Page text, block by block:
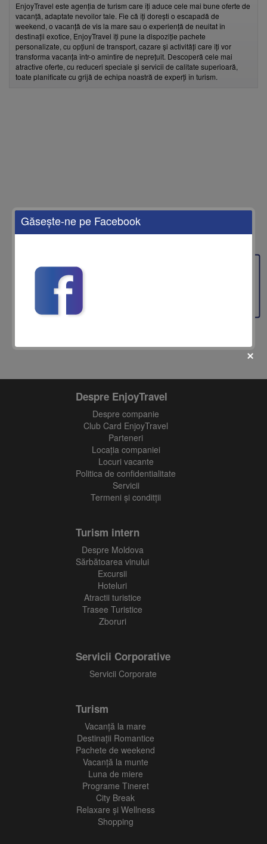
EnjoyTravel este agenția de turism care îți aduce cele mai bune oferte de
vacanță, adaptate nevoilor tale. Fie că îți dorești o escapadă de
weekend, o vacanță de vis la mare sau o experiență de neuitat în
destinații exotice, EnjoyTravel îți pune la dispoziție pachete
personalizate, cu opțiuni de transport, cazare și activități care îți vor
transforma vacanța într-o amintire de neprețuit. Descoperă cele mai
atractive oferte, cu reduceri speciale și servicii de calitate superioară,
toate planificate cu grijă de echipa noastră de experți în turism.
Despre EnjoyTravel
Despre companie
Club Card EnjoyTravel
Parteneri
Locaţia companiei
Locuri vacante
Politica de confidentialitate
Servicii
Termeni și conditții
Turism intern
Despre Moldova
Sărbătoarea vinului
Excursii
Hoteluri
Atractii turistice
Trasee Turistice
Zboruri
Servicii Corporative
Servicii Corporate
Turism
Vacanţă la mare
Destinații Romantice
Pachete de weekend
Vacanță la munte
Luna de miere
Programe Tineret
City Break
Relaxare și Wellness
Shopping
Găseşte-ne pe Facebook
fii prietenul nostru pe facebook
Află primul cele mai noi oferte